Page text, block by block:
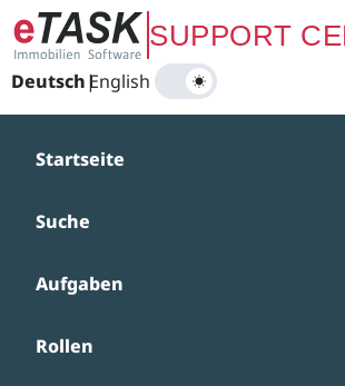
Zum Hauptinhalt springen
SUPPORT
Deutsch|
English
Startseite
Suche
Aufgaben
Rollen